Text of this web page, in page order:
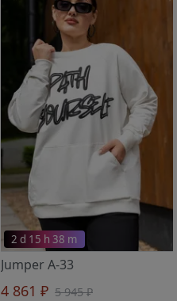
2 d 15 h 38 m
Jumper A-33
4 861 ₽ 5 945 ₽